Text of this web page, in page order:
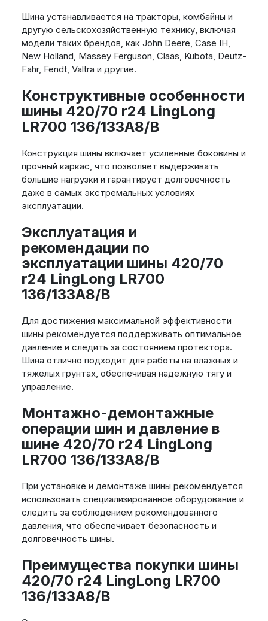
Шина устанавливается на тракторы, комбайны и
другую сельскохозяйственную технику, включая
модели таких брендов, как John Deere, Case IH,
New Holland, Massey Ferguson, Claas, Kubota, Deutz-
Fahr, Fendt, Valtra и другие.
Конструктивные особенности
шины 420/70 r24 LingLong
LR700 136/133A8/B
Конструкция шины включает усиленные боковины и
прочный каркас, что позволяет выдерживать
большие нагрузки и гарантирует долговечность
даже в самых экстремальных условиях
эксплуатации.
Эксплуатация и
рекомендации по
эксплуатации шины 420/70
r24 LingLong LR700
136/133A8/B
Для достижения максимальной эффективности
шины рекомендуется поддерживать оптимальное
давление и следить за состоянием протектора.
Шина отлично подходит для работы на влажных и
тяжелых грунтах, обеспечивая надежную тягу и
управление.
Монтажно-демонтажные
операции шин и давление в
шине 420/70 r24 LingLong
LR700 136/133A8/B
При установке и демонтаже шины рекомендуется
использовать специализированное оборудование и
следить за соблюдением рекомендованного
давления, что обеспечивает безопасность и
долговечность шины.
Преимущества покупки шины
420/70 r24 LingLong LR700
136/133A8/B